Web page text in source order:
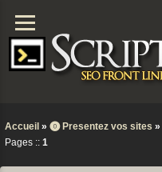
Accueil » ⓿ Presentez vos sites »
Pages :: 1